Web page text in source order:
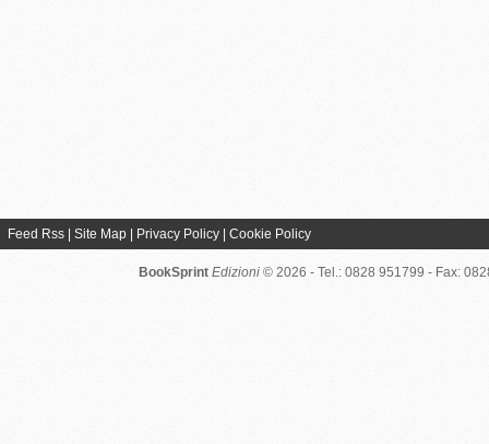
Feed Rss Site Map Privacy Policy Cookie Policy
BookSprint Edizioni © 2026 - Tel.: 0828 951799 - Fax: